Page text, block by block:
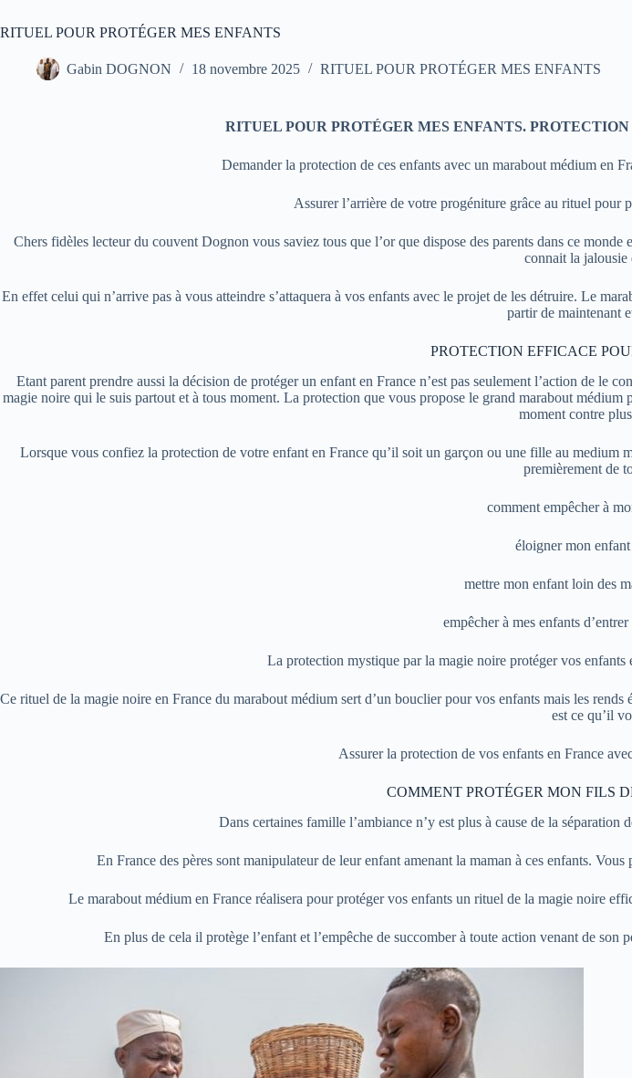
RITUEL POUR PROTÉGER MES ENFANTS
Gabin DOGNON 18 novembre 2025 RITUEL POUR PROTÉGER MES ENFANTS
RITUEL POUR PROTÉGER MES ENFANTS.
Demander la protection de ces enfants avec un marabout médium en
Assurer l’arrière de votre progéniture grâce au rituel pour
Chers fidèles lecteur du couvent Dognon vous saviez tous que l’or que dispose des parents dans ce
connait la jalousie
En effet celui qui n’arrive pas à vous atteindre s’attaquera à vos enfants avec le projet de les détruire. Le
partir de maintenant
PROTECTION EFFICACE
Etant parent prendre aussi la décision de protéger un enfant en France n’est pas seulement l’action de le
magie noire qui le suis partout et à tous moment. La protection que vous propose le grand marabout
moment contre
Lorsque vous confiez la protection de votre enfant en France qu’il soit un garçon ou une fille au
premièrement de
comment empêcher à
éloigner mon
mettre mon enfant loin des
empêcher à mes enfants
La protection mystique par la magie noire protéger vos
Ce rituel de la magie noire en France du marabout médium sert d’un bouclier pour vos enfants mais les
est ce qu’il
Assurer la protection de vos enfants en France
COMMENT PROTÉGER MON FILS
Dans certaines famille l’ambiance n’y est plus à cause de la séparation
En France des pères sont manipulateur de leur enfant amenant la maman à ces enfants.
Le marabout médium en France réalisera pour protéger vos enfants un rituel de la magie noire
En plus de cela il protège l’enfant et l’empêche de succomber à toute action venant de